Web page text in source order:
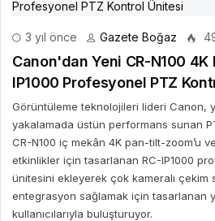
3 yıl önce Gazete Boğaz
Canon'dan Yeni CR-N100 4K
IP1000 Profesyonel PTZ
Görüntüleme teknolojileri lideri Canon,
yakalamada üstün performans sunan
CR-N100 iç mekân 4K pan-tilt-zoom’u ve
etkinlikler için tasarlanan RC-IP1000
ünitesini ekleyerek çok kameralı çekim
entegrasyon sağlamak için tasarlanan
kullanıcılarıyla buluşturuyor.